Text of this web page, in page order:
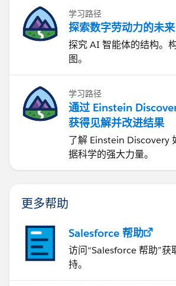
学习路径
探索数字劳动力的未来
探究 AI 智能体的结构。
图。
学习路径
通过 Einstein
获得见解并改进结果
了解 Einstein Discovery
据科学的强大力量。
更多帮助
Salesforce 帮助
访问“Salesforce 帮助”获
持。